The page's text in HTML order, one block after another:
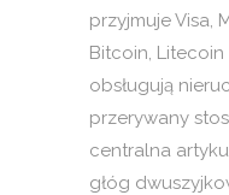
przyjmuje Visa,
Bitcoin,
obsługują
przerywany
centralna
głóg